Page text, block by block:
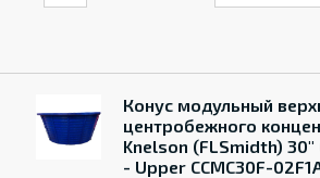
Конус модульный
центробежного
Knelson (FLSmidth) 30"
- Upper CCMC30F-